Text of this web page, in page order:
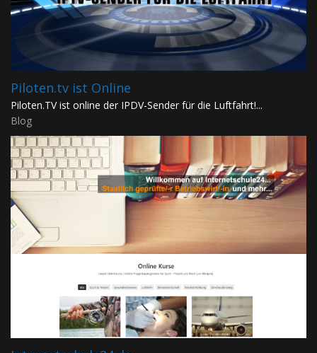
Piloten.tv ist Online
Piloten.TV ist online der IPDV-Sender für die Luftfahrt!...
Blog